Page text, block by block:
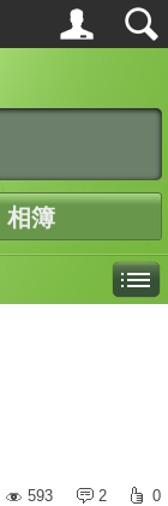
相簿
593
2 0